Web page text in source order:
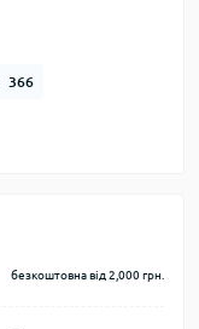
366
безкоштовна від 2,000 грн.